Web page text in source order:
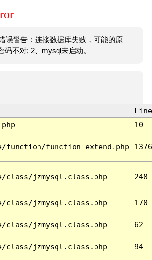
误警告：连接数据库失败，可能的原
码不对; 2、mysql未启动。
Line
10
function/function_extend.php 1376
class/jzmysql.class.php 248
class/jzmysql.class.php 170
class/jzmysql.class.php 62
class/jzmysql.class.php 94